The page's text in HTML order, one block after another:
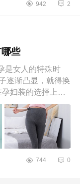
942 2
些
是女人的特殊时
逐渐凸显，就得换
妇装的选择上可
744 0